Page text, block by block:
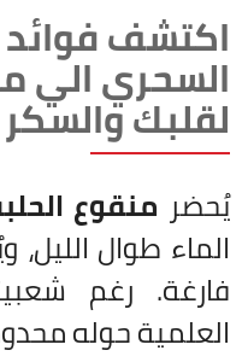
اكتشف
السحري الي
لقلبك والسكر
يُحضر منقوع
الماء طوال
فارغة. رغم
العلمية حوله